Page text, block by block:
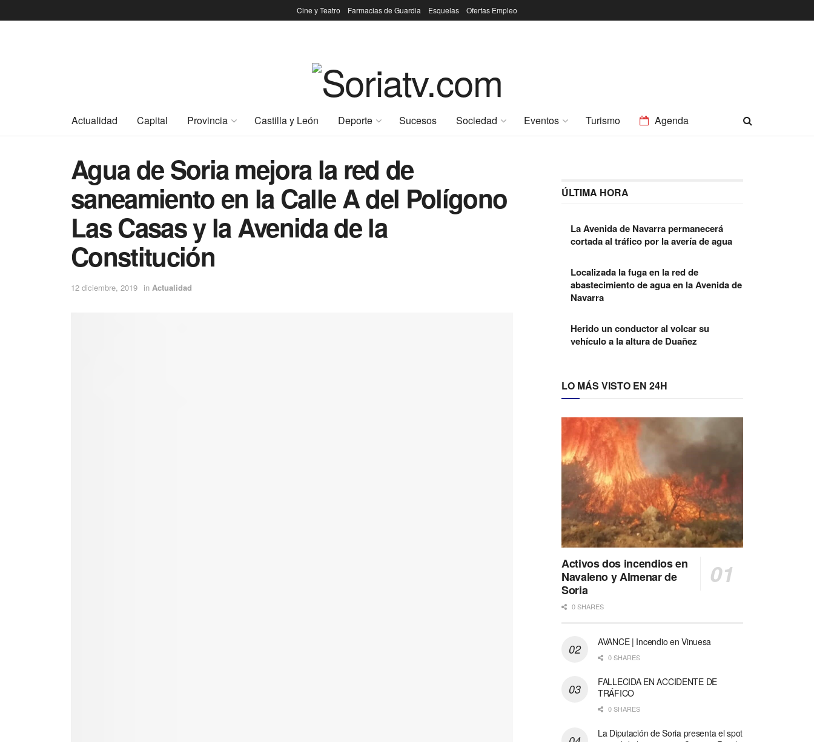
Cine y Teatro Farmacias de Guardia Esquelas Ofertas Empleo
Actualidad Capital Provincia Castilla y León Deporte Sucesos Sociedad Eventos Turismo Agenda
Agua de Soria mejora la red de
saneamiento en la Calle A del Polígono
Las Casas y la Avenida de la
Constitución
12 diciembre, 2019 in Actualidad
ÚLTIMA HORA
La Avenida de Navarra permanecerá
cortada al tráfico por la avería de agua
Localizada la fuga en la red de
abastecimiento de agua en la Avenida de
Navarra
Herido un conductor al volcar su
vehículo a la altura de Duañez
LO MÁS VISTO EN 24H
Activos dos incendios en
Navaleno y Almenar de
Soria
0 SHARES
AVANCE | Incendio en Vinuesa
0 SHARES
FALLECIDA EN ACCIDENTE DE
TRÁFICO
0 SHARES
La Diputación de Soria presenta el spot